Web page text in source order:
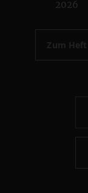
2026
Zum Heft